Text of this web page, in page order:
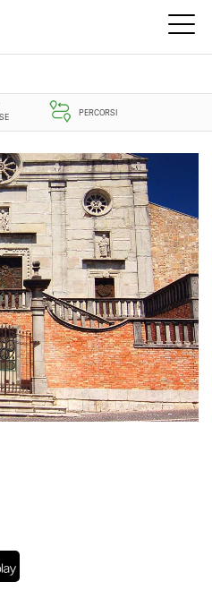
PERCORSI